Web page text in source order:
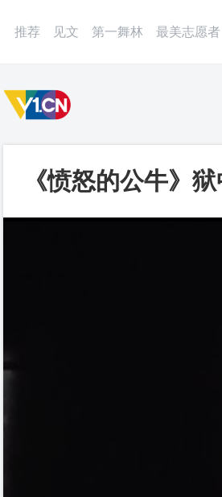
推荐 见文 第一舞林 最美志愿者
《愤怒的公牛》